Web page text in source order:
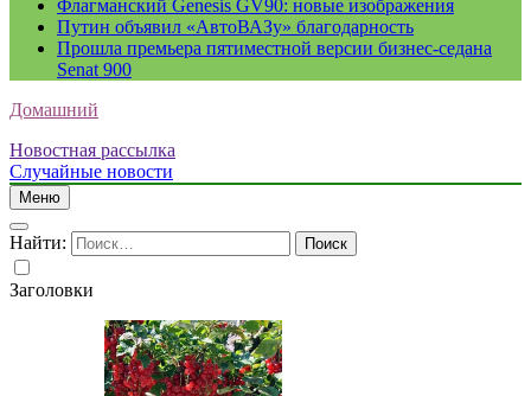
Флагманский Genesis GV90: новые изображения
Путин объявил «АвтоВАЗу» благодарность
Прошла премьера пятиместной версии бизнес-седана
Senat 900
Домашний
Новостная рассылка
Случайные новости
Меню
Найти:
Заголовки